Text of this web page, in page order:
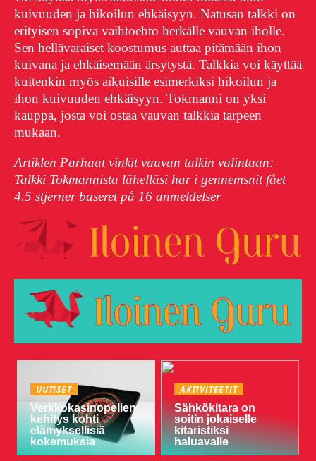
kuivuuden ja hikoilun ehkäisyyn. Natusan talkki on
erityisen sopiva vaihtoehto herkälle vauvan iholle.
Sen hellävaraiset koostumus auttaa pitämään ihon
kuivana ja ehkäisemään ärsytystä. Talkkia voi käyttää
kuitenkin myös aikuisille esimerkiksi hikoilun ja
ihon kuivuuden ehkäisyyn. Tokmanni on yksi
kauppa, josta voi ostaa vauvan talkkia tarpeen
mukaan.
Artiklen Parhaat vinkit vauvan talkin valintaan:
Talkki Tokmannista lähelläsi har i gennemsnit fået
4.5 stjerner baseret på 16 anmeldelser
UUTISET
Verkkokasinopelien
kehitys kohti
elämyksellisiä
kokemuksia
AKTIVITEETIT
Sähkökitara on
soitin jokaiselle
kitaristiksi
haluavalle